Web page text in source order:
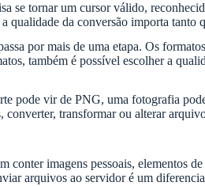
se tornar um cursor válido,
qualidade da conversão importa tanto
por mais de uma etapa. Os
é possível escolher a
pode vir de PNG, uma fotografia
transformar ou alterar
imagens pessoais, elementos
arquivos ao servidor é um